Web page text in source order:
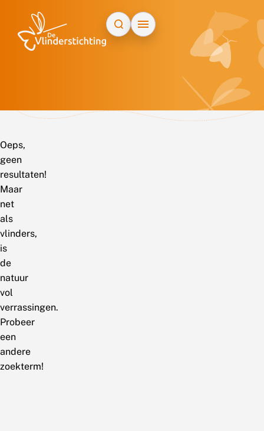
Oeps,
geen
resultaten!
Maar
net
als
vlinders,
is
de
natuur
vol
verrassingen.
Probeer
een
andere
zoekterm!